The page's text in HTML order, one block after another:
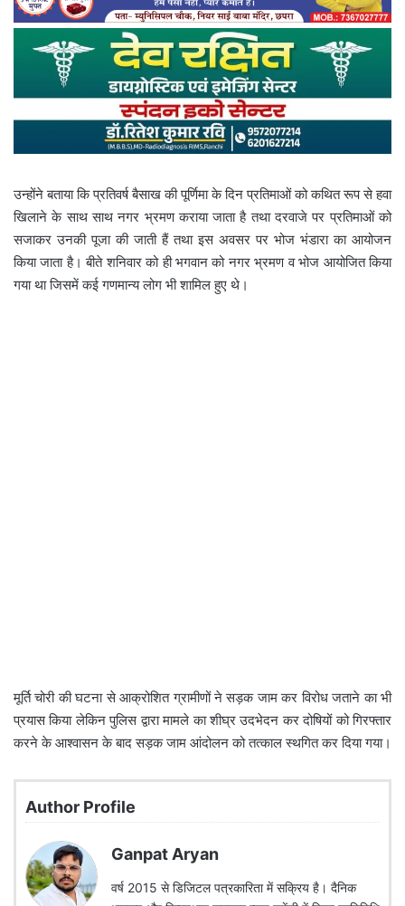
उन्होंने बताया कि प्रतिवर्ष बैसाख की पूर्णिमा के दिन प्रतिमाओं को कथित रूप से हवा
खिलाने के साथ साथ नगर भ्रमण कराया जाता है तथा दरवाजे पर प्रतिमाओं को
सजाकर उनकी पूजा की जाती हैं तथा इस अवसर पर भोज भंडारा का आयोजन
किया जाता है। बीते शनिवार को ही भगवान को नगर भ्रमण व भोज आयोजित किया
गया था जिसमें कई गणमान्य लोग भी शामिल हुए थे।
मूर्ति चोरी की घटना से आक्रोशित ग्रामीणों ने सड़क जाम कर विरोध जताने का भी
प्रयास किया लेकिन पुलिस द्वारा मामले का शीघ्र उदभेदन कर दोषियों को गिरफ्तार
करने के आश्वासन के बाद सड़क जाम आंदोलन को तत्काल स्थगित कर दिया गया।
Author Profile
Ganpat Aryan
वर्ष 2015 से डिजिटल पत्रकारिता में सक्रिय है। दैनिक